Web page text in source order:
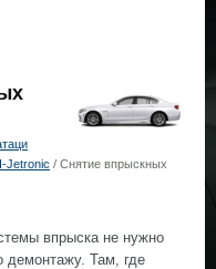
Jetronic / Снятие впрыскных
впрыска не нужно
демонтажу. Там, где